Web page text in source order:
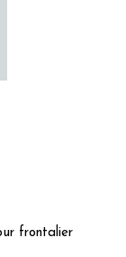
frontalier